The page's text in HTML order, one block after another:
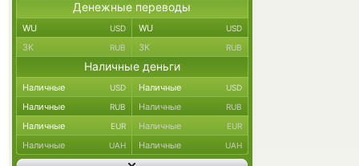
Денежные переводы
WU USD WU USD
ЗК RUB ЗК RUB
Наличные деньги
Наличные USD Наличные USD
Наличные RUB Наличные RUB
Наличные EUR Наличные EUR
Наличные UAH Наличные UAH